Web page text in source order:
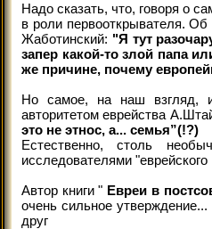
Надо сказать, что, говоря о
в роли первооткрывателя.
Жаботинский: "Я тут
запер какой-то злой папа
же причине, почему
Но самое, на наш взгляд,
авторитетом еврейства
это не этнос, а... семья”(!?)
Естественно, столь
исследователями "еврейского
Автор книги " Евреи в
очень сильное
друг